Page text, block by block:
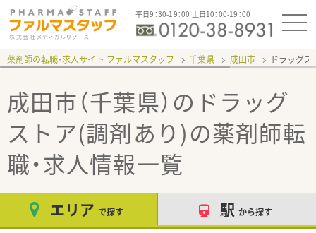
平日9：30-19：00 土日10：00-19：00
薬剤師の転職・求人サイト ファルマスタッフ 千葉県 成田市 ドラッグ
成田市（千葉県）のドラッグ
ストア(調剤あり)の薬剤師転
職・求人情報一覧
エリア で探す 駅 から探す